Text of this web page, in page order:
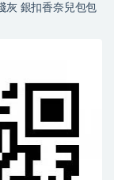
22C淺灰 銀扣香奈兒包包